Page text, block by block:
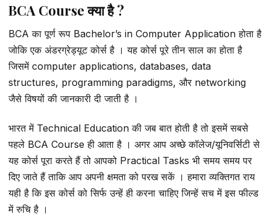
BCA Course क्या है ?
BCA का पूर्ण रूप Bachelor’s in Computer Application होता है
जोकि एक अंडरग्रेड्यूट कोर्स है । यह कोर्स पूरे तीन साल का होता है
जिसमें computer applications, databases, data
structures, programming paradigms, और networking
जैसे विषयों की जानकारी दी जाती है ।
भारत में Technical Education की जब बात होती है तो इसमें सबसे
पहले BCA Course ही आता है । अगर आप अच्छे कॉलेज/यूनिवर्सिटी से
यह कोर्स पूरा करते हैं तो आपको Practical Tasks भी समय समय पर
दिए जाते हैं ताकि आप अपनी क्षमता को परख सकें । हमारा व्यक्तिगत राय
यही है कि इस कोर्स को सिर्फ उन्हें ही करना चाहिए जिन्हें सच में इस फील्ड
में रुचि है ।